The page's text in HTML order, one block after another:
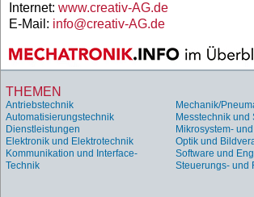
Internet: www.creativ-AG.de
E-Mail: info@creativ-AG.de
THEMEN
Antriebstechnik
Automatisierungstechnik
Dienstleistungen
Elektronik und Elektrotechnik
Kommunikation und Interface-
Technik
Mechanik/
Messtechnik und
Mikrosystem-
Optik und
Software und
Steuerungs- und